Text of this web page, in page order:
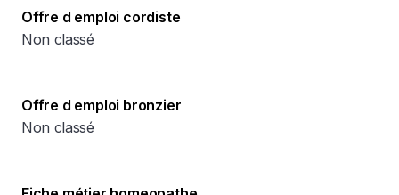
Offre d emploi cordiste
Non classé
Offre d emploi bronzier
Non classé